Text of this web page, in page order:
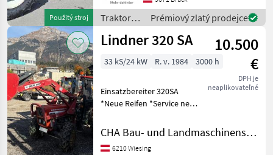
Použitý stroj
Leichtgutschaufel,
Palettengabel,
Schneeketten Wir bit
Traktory /
Lindner
Prémiový zlatý prodejce
Lindner 320 SA
10.500
€
DPH je
neaplikovateľné
33 kS/24 kW R. v. 1984 3000 h
Einsatzbereiter 320SA
*Neue Reifen *Service neu
Frontlader incl. 2 Schaufeln
*4To Winde , mit
Schneeketten Pohon:
CHA Bau- und Landmaschinenservice
6210 Wiesing